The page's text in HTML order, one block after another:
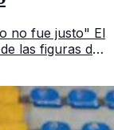
no fue justo" El
las figuras del